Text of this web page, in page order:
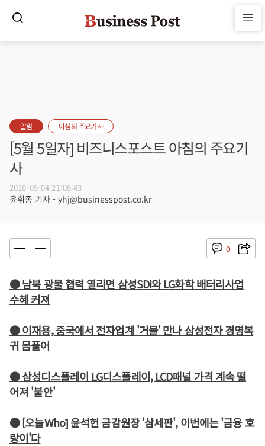
알림 아침의 주요기사
[5월 5일자] 비즈니스포스트 아침의 주요기
사
2018-05-04 21:06:43
윤휘종 기자 - yhj@businesspost.co.kr
0
● 남북 광물 협력 열리면 삼성SDI와 LG화학 배터리사업
수혜 커져
● 이재용, 중국에서 전자업계 '거물' 만나 삼성전자 경영복
귀 몸풀어
● 삼성디스플레이 LG디스플레이, LCD패널 가격 계속 떨
어져 '불안'
● [오늘Who] 윤석헌 금감원장 '삼세판', 이번에는 '금융 호
랑이'다